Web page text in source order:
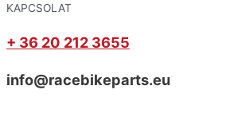
KAPCSOLAT
+ 36 20 212 3655
info@racebikeparts.eu